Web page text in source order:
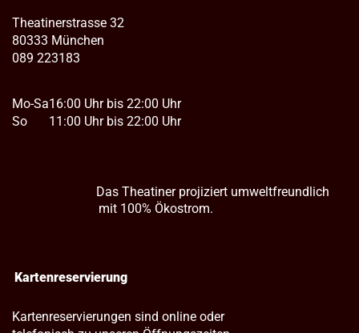
Theatinerstrasse 32
80333 München
089 223183
Mo-Sa
So
16:00 Uhr bis 22:00 Uhr
11:00 Uhr bis 22:00 Uhr
Das Theatiner projiziert umweltfreundlich
mit 100% Ökostrom.
Kartenreservierung
Kartenreservierungen sind online oder